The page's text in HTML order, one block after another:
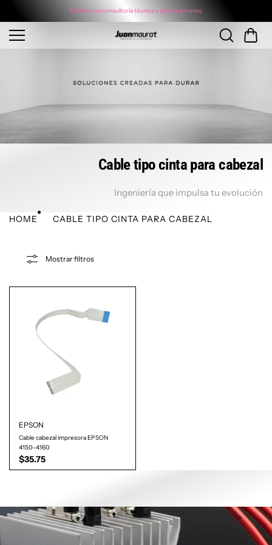
Solicite una consultoría técnica y elija sin errores.
Cable tipo cinta para cabezal
Ingeniería que impulsa tu evolución
HOME CABLE TIPO CINTA PARA CABEZAL
Mostrar filtros
EPSON
Cable cabezal impresora EPSON
4150-4160
$35.75